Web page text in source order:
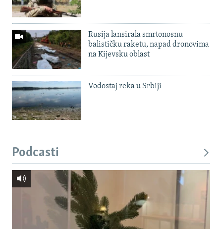
Rusija lansirala smrtonosnu
balističku raketu, napad dronovima
na Kijevsku oblast
Vodostaj reka u Srbiji
Podcasti